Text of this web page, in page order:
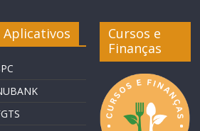
Aplicativos
Cursos e
Finanças